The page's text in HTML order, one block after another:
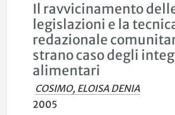
Il ravvicinamento
legislazioni e la
redazionale
strano caso degli
alimentari
COSIMO, ELOISA DENIA
2005